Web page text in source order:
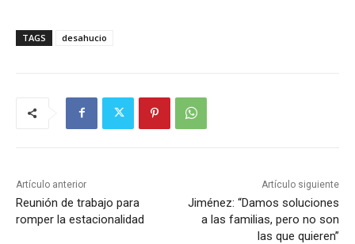
TAGS desahucio
Artículo anterior
Reunión de trabajo para
romper la estacionalidad
Artículo siguiente
Jiménez: “Damos soluciones
a las familias, pero no son
las que quieren”